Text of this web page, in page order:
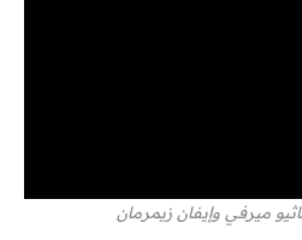
ميرفي وإيفان زيمرمان